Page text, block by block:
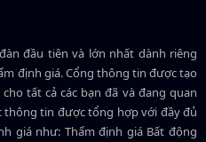
đầu tiên và lớn nhất dành riêng
định giá. Cổng thông tin được tạo
tất cả các bạn đã và đang quan
thông tin được tổng hợp với đầy đủ
giá như: Thẩm định giá Bất động